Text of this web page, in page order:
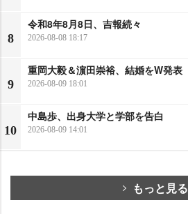
8
令和8年8月8日、吉報続々
2026-08-08 18:17
9
重岡大毅＆濵田崇裕、結婚をW発表
2026-08-09 18:01
10
中島歩、出身大学と学部を告白
2026-08-09 14:01
もっと見る